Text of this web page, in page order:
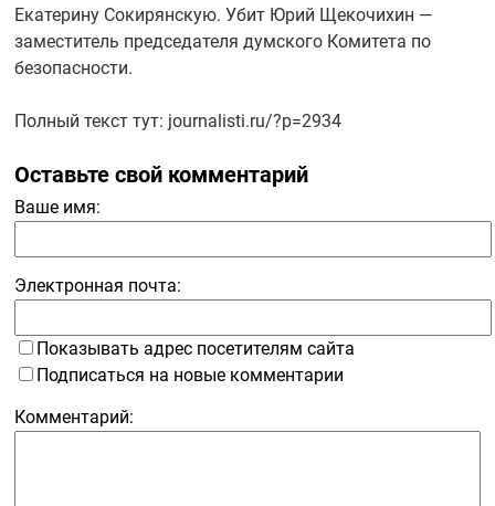
Екатерину Сокирянскую. Убит Юрий Щекочихин —
заместитель председателя думского Комитета по
безопасности.
Полный текст тут: journalisti.ru/?p=2934
Оставьте свой комментарий
Ваше имя:
Электронная почта:
Показывать адрес посетителям сайта
Подписаться на новые комментарии
Комментарий: